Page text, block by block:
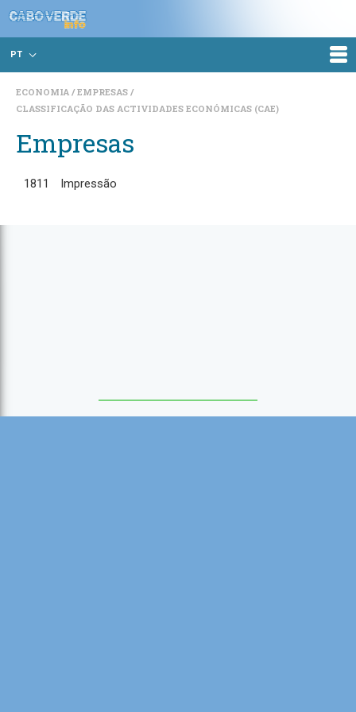
PT
ECONOMIA
EMPRESAS
CLASSIFICAÇÃO DAS ACTIVIDADES ECONÓMICAS (CAE)
Empresas
1811 Impressão